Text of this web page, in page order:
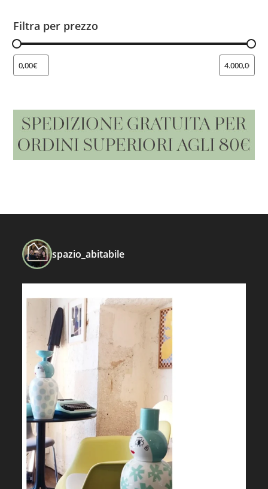
Filtra per prezzo
spazio_abitabile